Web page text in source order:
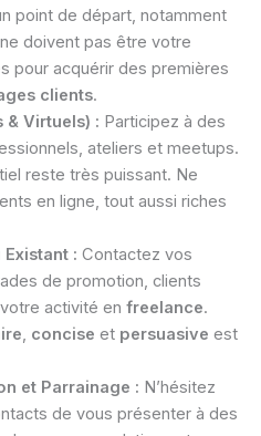
point de départ, notamment
doivent pas être votre
pour acquérir des premières
clients.
& Virtuels) : Participez à des
ateliers et meetups.
reste très puissant. Ne
en ligne, tout aussi riches
: Contactez vos
de promotion, clients
activité en freelance.
, concise et persuasive est
et Parrainage : N’hésitez
de vous présenter à des